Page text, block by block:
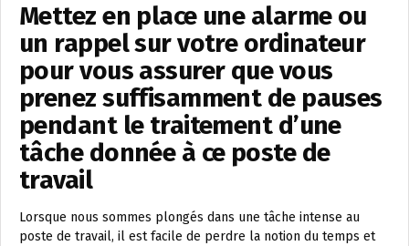
Mettez en place une alarme ou
un rappel sur votre ordinateur
pour vous assurer que vous
prenez suffisamment de pauses
pendant le traitement d’une
tâche donnée à ce poste de
travail
Lorsque nous sommes plongés dans une tâche intense au
poste de travail, il est facile de perdre la notion du temps et